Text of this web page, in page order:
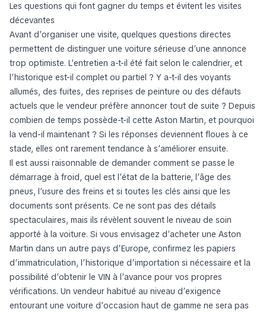
Les questions qui font gagner du temps et évitent les visites
décevantes
Avant d’organiser une visite, quelques questions directes
permettent de distinguer une voiture sérieuse d’une annonce
trop optimiste. L’entretien a-t-il été fait selon le calendrier, et
l’historique est-il complet ou partiel ? Y a-t-il des voyants
allumés, des fuites, des reprises de peinture ou des défauts
actuels que le vendeur préfère annoncer tout de suite ? Depuis
combien de temps possède-t-il cette Aston Martin, et pourquoi
la vend-il maintenant ? Si les réponses deviennent floues à ce
stade, elles ont rarement tendance à s’améliorer ensuite.
Il est aussi raisonnable de demander comment se passe le
démarrage à froid, quel est l’état de la batterie, l’âge des
pneus, l’usure des freins et si toutes les clés ainsi que les
documents sont présents. Ce ne sont pas des détails
spectaculaires, mais ils révèlent souvent le niveau de soin
apporté à la voiture. Si vous envisagez d’acheter une Aston
Martin dans un autre pays d’Europe, confirmez les papiers
d’immatriculation, l’historique d’importation si nécessaire et la
possibilité d’obtenir le VIN à l’avance pour vos propres
vérifications. Un vendeur habitué au niveau d’exigence
entourant une voiture d’occasion haut de gamme ne sera pas